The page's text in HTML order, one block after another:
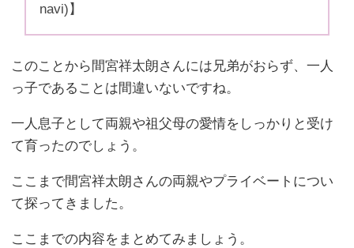
navi)】
このことから間宮祥太朗さんには兄弟がおらず、一人
っ子であることは間違いないですね。
一人息子として両親や祖父母の愛情をしっかりと受け
て育ったのでしょう。
ここまで間宮祥太朗さんの両親やプライベートについ
て探ってきました。
ここまでの内容をまとめてみましょう。